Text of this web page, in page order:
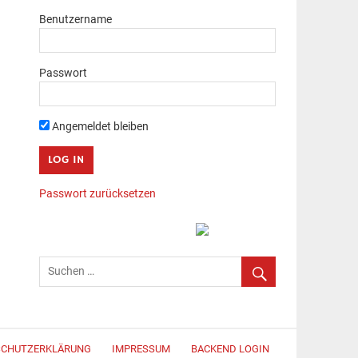
Benutzername
Passwort
Angemeldet bleiben
Passwort zurücksetzen
IMPRESSUM BACKEND LOGIN